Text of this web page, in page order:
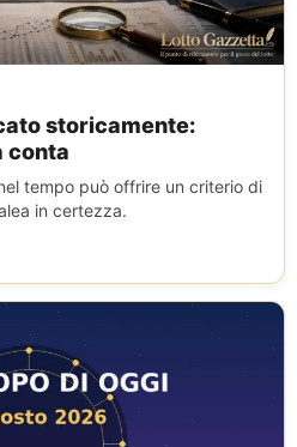
storicamente:
conta
tempo può offrire un criterio di
in certezza.